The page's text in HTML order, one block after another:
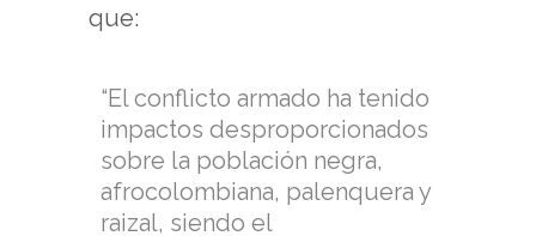
que:
“El conflicto armado ha tenido
impactos desproporcionados
sobre la población negra,
afrocolombiana, palenquera y
raizal, siendo el